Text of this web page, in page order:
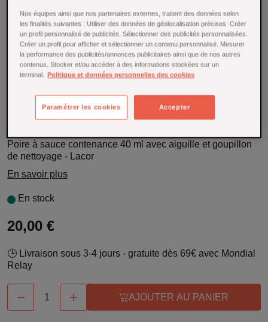
Tap to expand
Poire à sauce 40 ml avec goupillon - Lacor
Référence : 1021684
Poire à sauce contenance 40 ml avec aiguille et goupillon
de nettoyage - Lacor
En savoir plus
En stock
20,00 €
🕒 Livraison sous 3-4 jours - gratuite dès 69€ avec Mondial
Relay
  AJOUTER AU PANIER
Nos équipes ainsi que nos partenaires externes, traitent des données selon
les finalités suivantes : Utiliser des données de géolocalisation précises. Créer
un profil personnalisé de publicités. Sélectionner des publicités personnalisées.
Créer un profil pour afficher et sélectionner un contenu personnalisé. Mesurer
la performance des publicités/annonces publicitaires ainsi que de nos autres
contenus. Stocker et/ou accéder à des informations stockées sur un
terminal.
Politique et données personnelles des cookies
Accepter
Paramétrer les cookies